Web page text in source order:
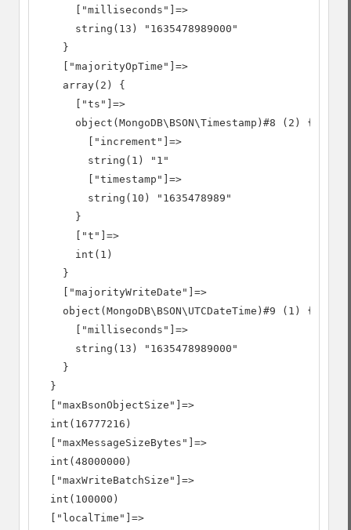
      ["milliseconds"]=>
      string(13) "1635478989000"
    }
    ["majorityOpTime"]=>
    array(2) {
      ["ts"]=>
      object(MongoDB\BSON\Timestamp)#8 (2) {
        ["increment"]=>
        string(1) "1"
        ["timestamp"]=>
        string(10) "1635478989"
      }
      ["t"]=>
      int(1)
    }
    ["majorityWriteDate"]=>
    object(MongoDB\BSON\UTCDateTime)#9 (1) {
      ["milliseconds"]=>
      string(13) "1635478989000"
    }
  }
  ["maxBsonObjectSize"]=>
  int(16777216)
  ["maxMessageSizeBytes"]=>
  int(48000000)
  ["maxWriteBatchSize"]=>
  int(100000)
  ["localTime"]=>